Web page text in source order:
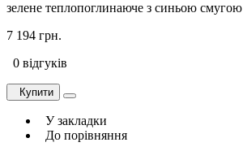
зелене теплопоглинаюче з синьою
7 194 грн.
0 відгуків
Купити
У закладки
До порівняння